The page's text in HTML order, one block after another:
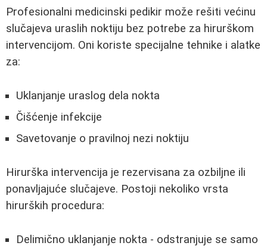
Profesionalni medicinski pedikir može rešiti većinu
slučajeva uraslih noktiju bez potrebe za hirurškom
intervencijom. Oni koriste specijalne tehnike i alatke
za:
Uklanjanje uraslog dela nokta
Čišćenje infekcije
Savetovanje o pravilnoj nezi noktiju
Hirurška intervencija je rezervisana za ozbiljne ili
ponavljajuće slučajeve. Postoji nekoliko vrsta
hirurških procedura:
Delimično uklanjanje nokta - odstranjuje se samo